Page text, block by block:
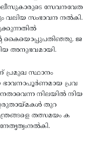
സേവനവേത
വലിയ സംഭാവന നല്‍കി.
കൈയൊപ്പുപതിഞ്ഞു. ജ
അനുഭവമായി.
പ്രമുഖ സ്ഥാനം
ഭാവനാപൂര്‍ണമായ പ്രവ
നിലയില്‍ നിയ
തുറ
തത്സമയം ക